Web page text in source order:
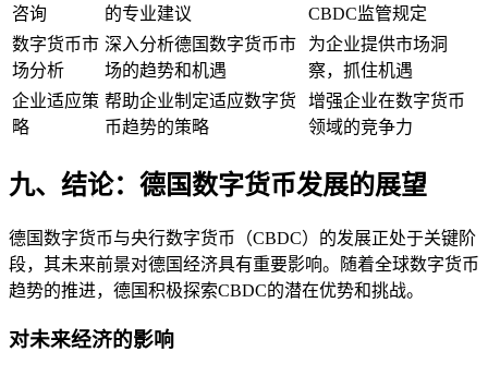
咨询
的专业建议
CBDC监管规定
数字货币市
场分析
深入分析德国数字货币市
场的趋势和机遇
为企业提供市场洞
察，抓住机遇
企业适应策
略
帮助企业制定适应数字货
币趋势的策略
增强企业在数字货币
领域的竞争力
九、结论：德国数字货币发展的展望
德国数字货币与央行数字货币（CBDC）的发展正处于关键阶
段，其未来前景对德国经济具有重要影响。随着全球数字货币
趋势的推进，德国积极探索CBDC的潜在优势和挑战。
对未来经济的影响